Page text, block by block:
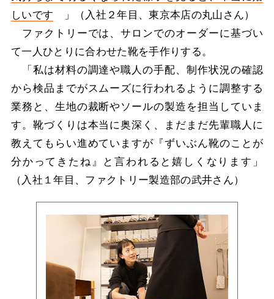
しいです 」（入社２年目、東京本店の丸山さん）
ファクトリーでは、サロンでのオーダーに基づい
て一人ひとりに合わせた靴を手作りする。
「私は材料の調達や職人の手配、制作状況の確認
から検品までがスムーズに行われるように調整する
業務と、生地の裁断やソールの製造を担当していま
す。靴づくりは本当に奥深く、まだまだ先輩職人に
教えてもらい進めていますが『ずいぶん靴のことが
分かってきたね』と言われると嬉しくなります」
（入社１年目、ファクトリー製造部の武井さん）